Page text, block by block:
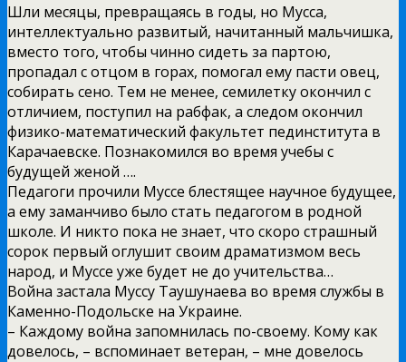
Шли месяцы, превращаясь в годы, но Мусса,
интеллектуально развитый, начитанный мальчишка,
вместо того, чтобы чинно сидеть за партою,
пропадал с отцом в горах, помогал ему пасти овец,
собирать сено. Тем не менее, семилетку окончил с
отличием, поступил на рабфак, а следом окончил
физико-математический факультет пединститута в
Карачаевске. Познакомился во время учебы с
будущей женой ….
Педагоги прочили Муссе блестящее научное будущее,
а ему заманчиво было стать педагогом в родной
школе. И никто пока не знает, что скоро страшный
сорок первый оглушит своим драматизмом весь
народ, и Муссе уже будет не до учительства…
Война застала Муссу Таушунаева во время службы в
Каменно-Подольске на Украине.
– Каждому война запомнилась по-своему. Кому как
довелось, – вспоминает ветеран, – мне довелось